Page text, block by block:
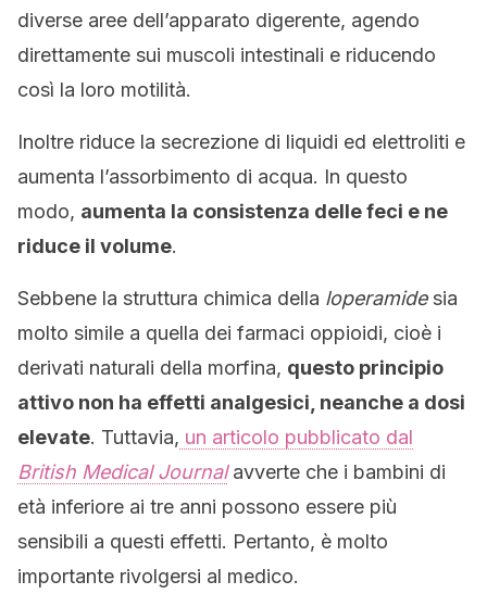
diverse aree dell’apparato digerente, agendo
direttamente sui muscoli intestinali e riducendo
così la loro motilità.
Inoltre riduce la secrezione di liquidi ed elettroliti e
aumenta l’assorbimento di acqua. In questo
modo, aumenta la consistenza delle feci e ne
riduce il volume.
Sebbene la struttura chimica della loperamidesia
molto simile a quella dei farmaci oppioidi, cioè i
derivati ​​naturali della morfina, questo principio
attivo non ha effetti analgesici, neanche a dosi
elevate. Tuttavia, un articolo pubblicato dal
British Medical Journalavverte che i bambini di
età inferiore ai tre anni possono essere più
sensibili a questi effetti. Pertanto, è molto
importante rivolgersi al medico.